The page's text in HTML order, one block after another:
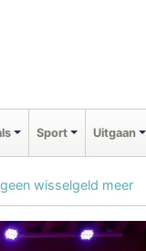
Sport Uitgaan
wisselgeld meer